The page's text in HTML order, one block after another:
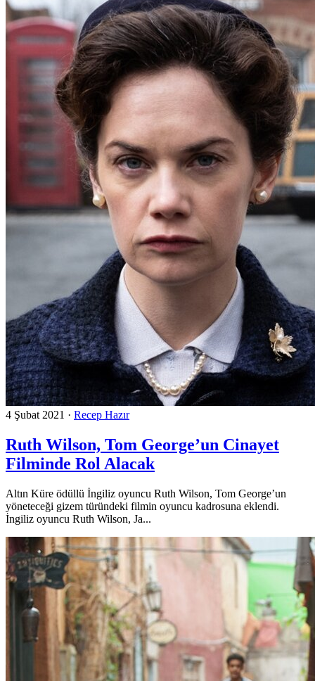
4 Şubat 2021 · Recep Hazır
Ruth Wilson, Tom George’un Cinayet
Filminde Rol Alacak
Altın Küre ödüllü İngiliz oyuncu Ruth Wilson, Tom George’un
yöneteceği gizem türündeki filmin oyuncu kadrosuna eklendi.
İngiliz oyuncu Ruth Wilson, Ja...